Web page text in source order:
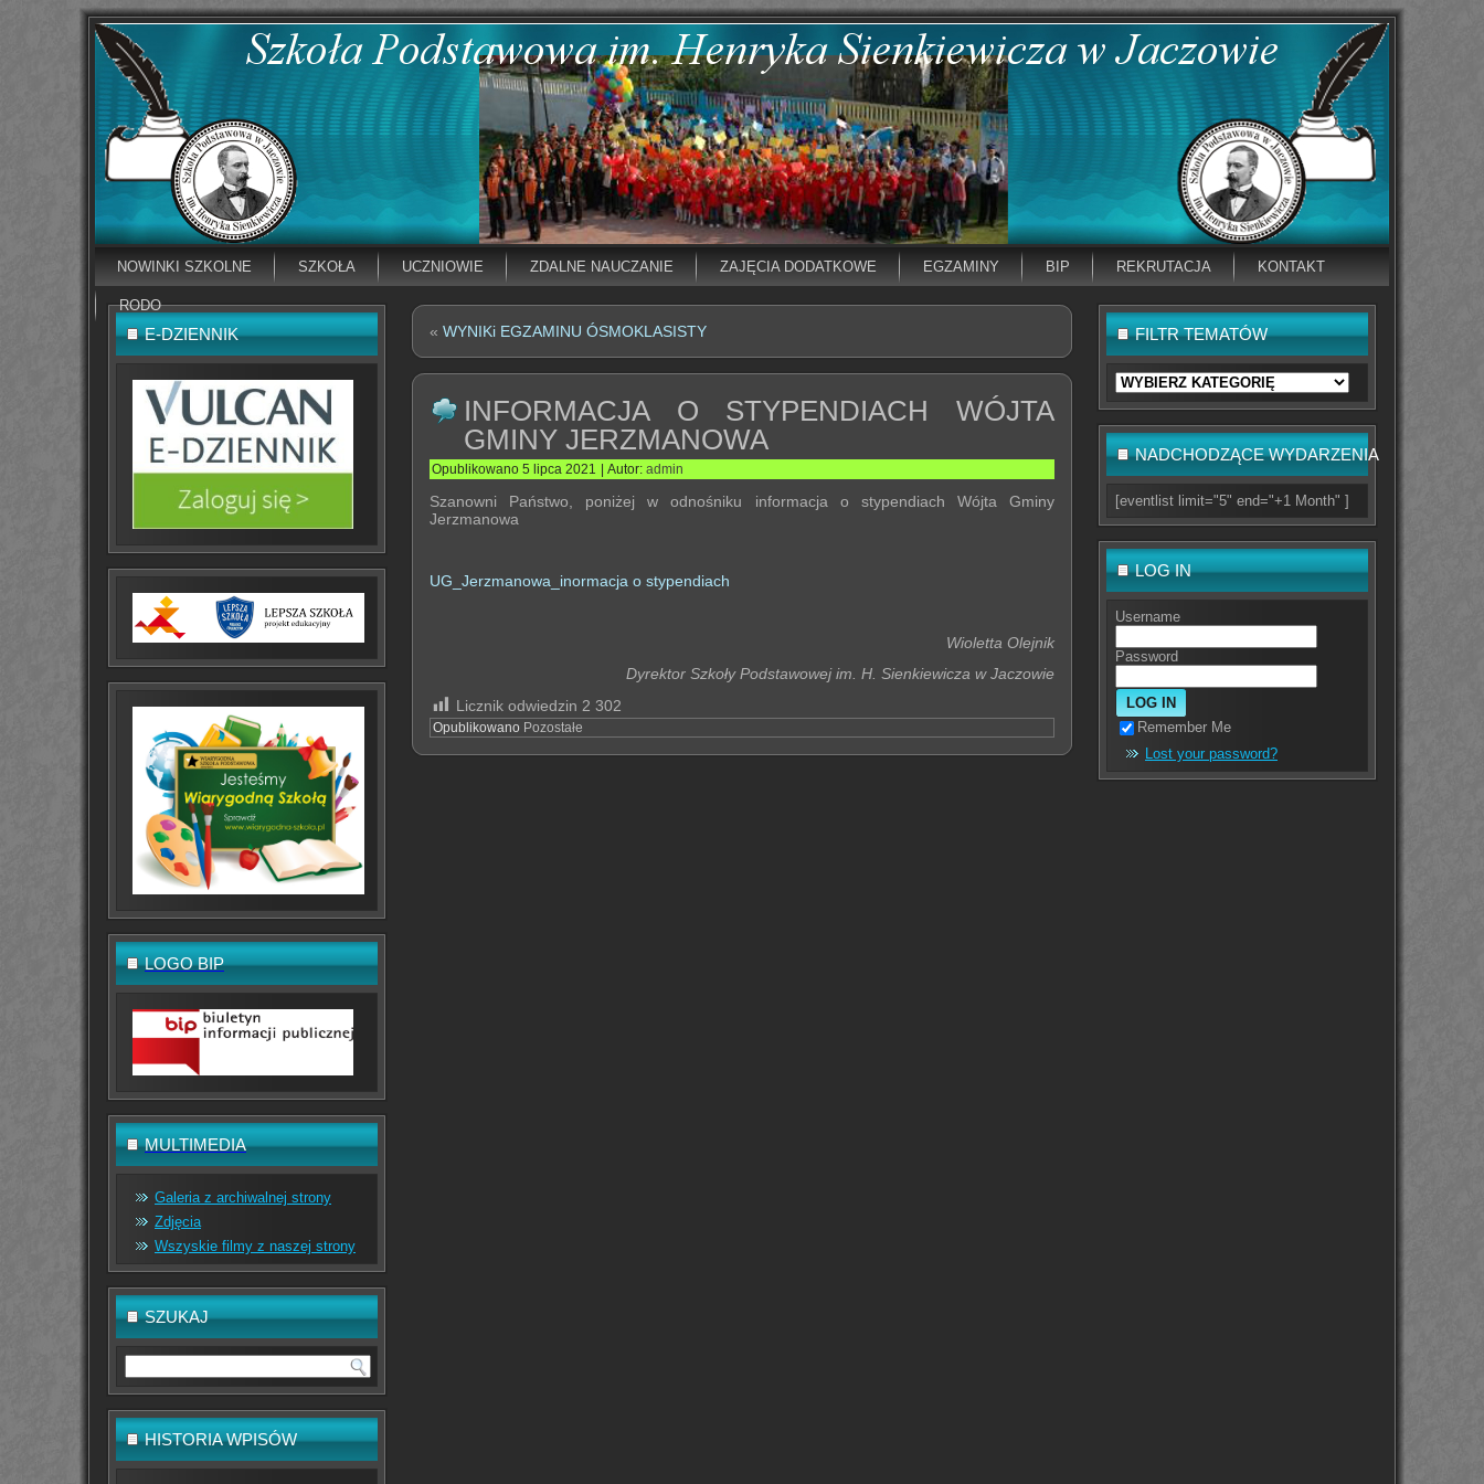
NOWINKI SZKOLNE SZKOŁA UCZNIOWIE ZDALNE NAUCZANIE ZAJĘCIA DODATKOWE EGZAMINY BIP REKRUTACJA KONTAKT
RODO
E-DZIENNIK
LOGO BIP
MULTIMEDIA
Galeria z archiwalnej strony
Zdjęcia
Wszyskie filmy z naszej strony
SZUKAJ
HISTORIA WPISÓW
« WYNIKi EGZAMINU ÓSMOKLASISTY
INFORMACJA O STYPENDIACH WÓJTA
GMINY JERZMANOWA
Opublikowano 5 lipca 2021 Autor: admin
Szanowni Państwo, poniżej w odnośniku informacja o stypendiach Wójta Gminy
Jerzmanowa
UG_Jerzmanowa_inormacja o stypendiach
Wioletta Olejnik
Dyrektor Szkoły Podstawowej im. H. Sienkiewicza w Jaczowie
Licznik odwiedzin 2 302
Opublikowano Pozostałe
FILTR TEMATÓW
Filtr
tematów
NADCHODZĄCE WYDARZENIA
[eventlist limit="5" end="+1 Month" ]
LOG IN
Username
Password
Remember Me
Lost your password?